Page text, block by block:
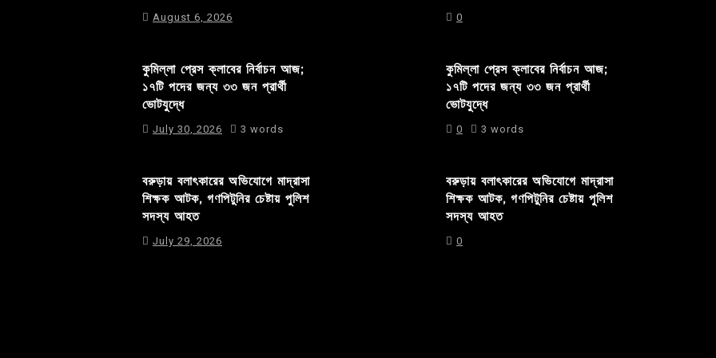
August 6, 2026
কুমিল্লা প্রেস ক্লাবের নির্বাচন আজ;
১৭টি পদের জন্য ৩৩ জন প্রার্থী
ভোটযুদ্ধে
July 30, 2026 3 words
বরুড়ায় বলাৎকারের অভিযোগে মাদ্রাসা
শিক্ষক আটক, গণপিটুনির চেষ্টায় পুলিশ
সদস্য আহত
July 29, 2026
0
কুমিল্লা প্রেস ক্লাবের নির্বাচন আজ;
১৭টি পদের জন্য ৩৩ জন প্রার্থী
ভোটযুদ্ধে
0 3 words
বরুড়ায় বলাৎকারের অভিযোগে মাদ্রাসা
শিক্ষক আটক, গণপিটুনির চেষ্টায় পুলিশ
সদস্য আহত
0